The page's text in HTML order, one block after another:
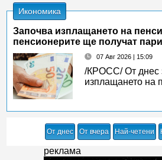
Икономика
Започва изплащането на
пенсионерите ще получат
07 Авг 2026 | 15:09
/КРОСС/ От днес
изплащането на
От днес От вчера Най-четени
реклама